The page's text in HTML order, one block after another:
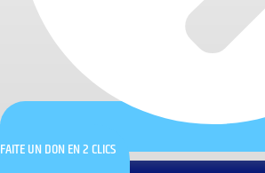
FAITE UN DON EN 2 CLICS